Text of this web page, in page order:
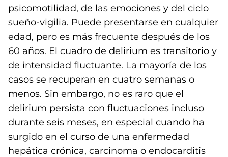
psicomotilidad, de las emociones y del ciclo
sueño-vigilia. Puede presentarse en cualquier
edad, pero es más frecuente después de los
60 años. El cuadro de delirium es transitorio y
de intensidad fluctuante. La mayoría de los
casos se recuperan en cuatro semanas o
menos. Sin embargo, no es raro que el
delirium persista con fluctuaciones incluso
durante seis meses, en especial cuando ha
surgido en el curso de una enfermedad
hepática crónica, carcinoma o endocarditis